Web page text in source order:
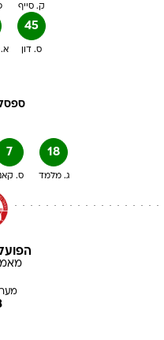
ק. סייף
א.
45
ס. דון
7
ס.
18
ג. מלמד